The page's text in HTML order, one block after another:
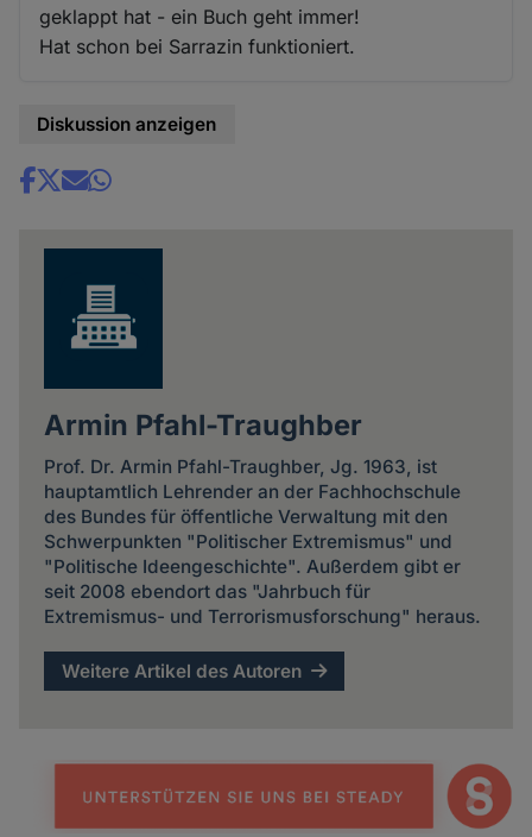
geklappt hat - ein Buch geht immer!
Hat schon bei Sarrazin funktioniert.
Diskussion anzeigen
Share
Armin Pfahl-Traughber
Prof. Dr. Armin Pfahl-Traughber, Jg. 1963, ist
hauptamtlich Lehrender an der Fachhochschule
des Bundes für öffentliche Verwaltung mit den
Schwerpunkten "Politischer Extremismus" und
"Politische Ideengeschichte". Außerdem gibt er
seit 2008 ebendort das "Jahrbuch für
Extremismus- und Terrorismusforschung" heraus.
Weitere Artikel des Autoren